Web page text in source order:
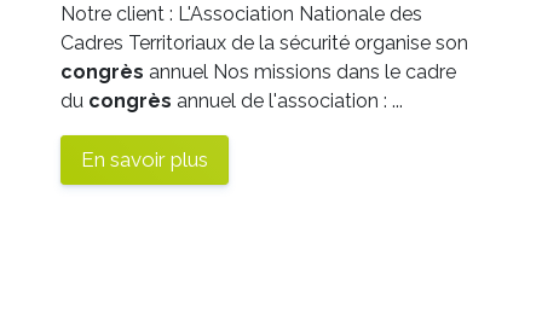
Notre client : L'Association Nationale des
Cadres Territoriaux de la sécurité organise son
congrès annuel Nos missions dans le cadre
du congrès annuel de l'association : ...
En savoir plus